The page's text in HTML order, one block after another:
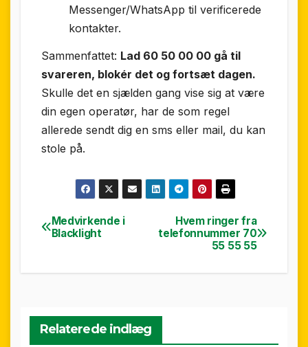
Messenger/WhatsApp til verificerede
kontakter.
Sammenfattet: Lad 60 50 00 00 gå til
svareren, blokér det og fortsæt dagen.
Skulle det en sjælden gang vise sig at være
din egen operatør, har de som regel
allerede sendt dig en sms eller mail, du kan
stole på.
Indlægsnavigation
Hvem ringer fra
telefonnummer 70
55 55 55
Medvirkende i
Blacklight
Relaterede indlæg